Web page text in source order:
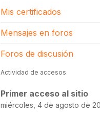
Mis certificados
Mensajes en foros
Foros de discusión
Actividad de accesos
Primer acceso al sitio
miércoles, 4 de agosto de